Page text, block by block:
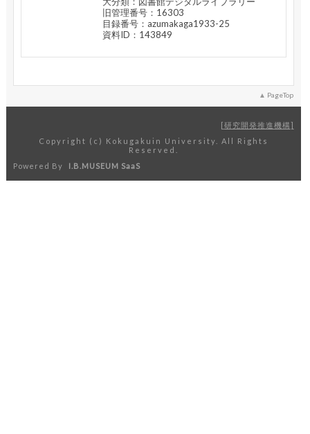
旧管理番号：16303
目録番号：azumakaga1933-25
資料ID：143849
PageTop
研究開発推進機構
Copyright (c) Kokugakuin University. All Rights
Reserved.
Powered By
I.B.MUSEUM SaaS